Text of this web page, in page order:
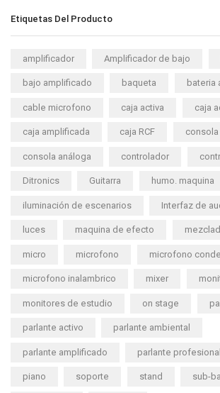
Etiquetas Del Producto
amplificador Amplificador de bajo
bajo amplificado baqueta bateria
cable microfono caja activa caja
caja amplificada caja RCF consola
consola análoga controlador
Ditronics Guitarra humo. maquina
iluminación de escenarios Interfaz de
luces maquina de efecto
micro microfono microfono
microfono inalambrico mixer
monitores de estudio on stage
parlante activo parlante ambiental
parlante amplificado parlante profesional
piano soporte stand sub-